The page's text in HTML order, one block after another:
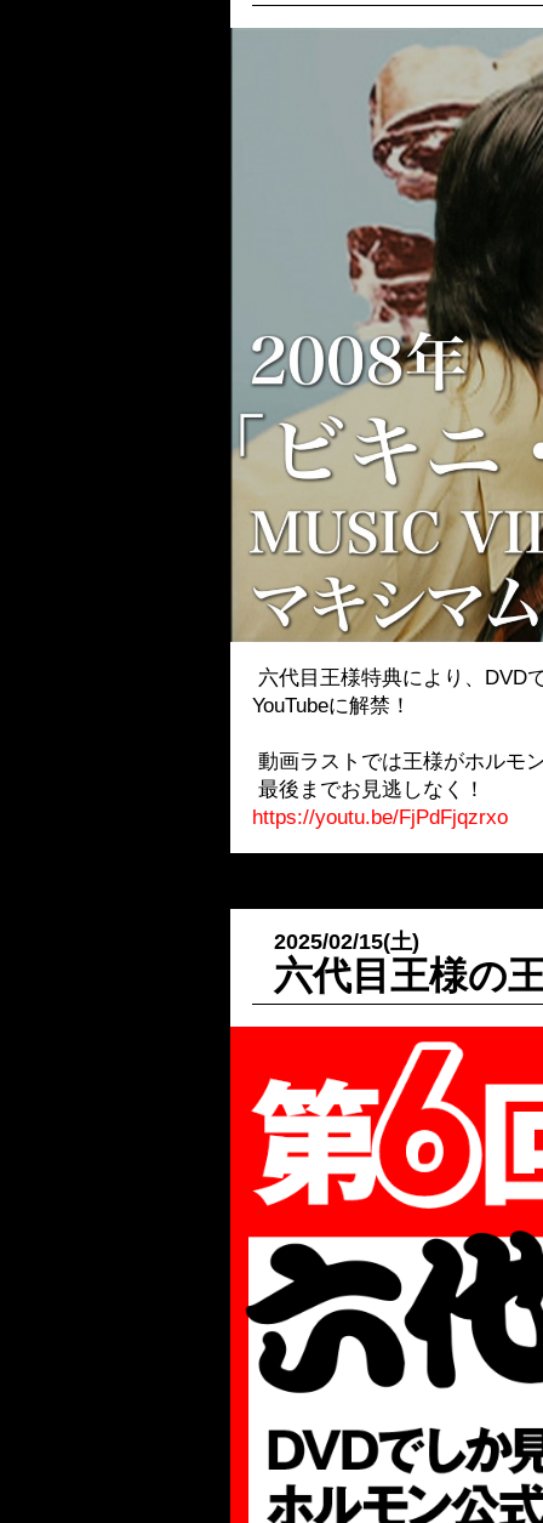
六代目王様特典により、DVD
YouTubeに解禁！
動画ラストでは王様がホルモ
最後までお見逃しなく！
https://youtu.be/FjPdFjqzrxo
2025/02/15(土)
六代目王様の